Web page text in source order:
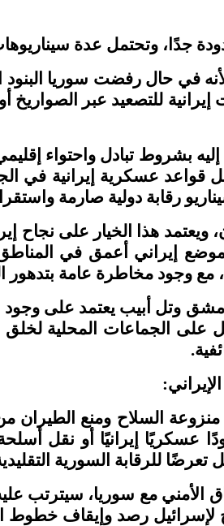
جدًا، وتحتمل عدة
في حال رفضت سوريا البنود
للتصعيد عبر
بشروط تبادل واحتواء
قواعد عسكرية إيرانية في
رقابة دولية صارمة
هذا الخيار على نجاح
إيراني أعمق في
مع وجود مخاطرة عامة بتدهور
دمشق وتل أبيب يعتمد على
على الجماعات
.
منزوعة السلاح ومنع
إيرانيًا أو نقل
للرقابة السورية
الأمني مع سوريا، سيترتب
رصد وإيقاف خطوط